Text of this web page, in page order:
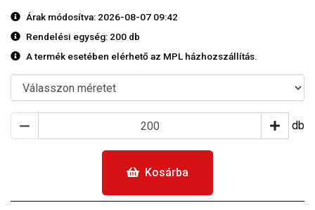
Árak módosítva: 2026-08-07 09:42
Rendelési egység: 200 db
A termék esetében elérhető az MPL házhozszállítás.
db
Kosárba